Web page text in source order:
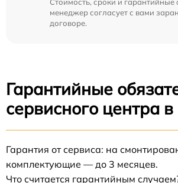
менеджер согласует с вами
договоре.
Гарантийные
сервисного центра
Гарантия от сервиса: на
комплектующие — до 3 месяцев.
Что считается гарантийным